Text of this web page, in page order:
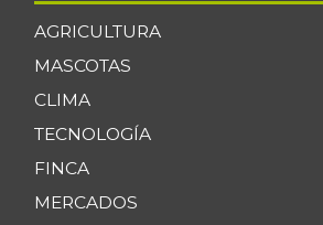
AGRICULTURA
MASCOTAS
CLIMA
TECNOLOGÍA
FINCA
MERCADOS